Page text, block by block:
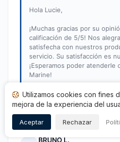
Hola Lucie,
¡Muchas gracias por su
calificación de 5/5! Nos
satisfecha con nuestros
servicio. Su satisfacción es
¡Esperamos poder atenderle
Marine!
Atentamente,
El equipo de DAM Marine
BRUNO L.
Utilizamos cookies con fines
mejora de la experiencia del
Aceptar Rechazar